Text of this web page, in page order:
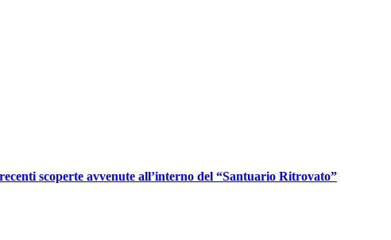
scoperte avvenute all’interno del “Santuario Ritrovato”